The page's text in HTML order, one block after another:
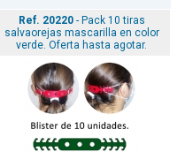
Ref. 20220- Pack 10 tiras
salvaorejas mascarilla en color
verde. Oferta hasta agotar.